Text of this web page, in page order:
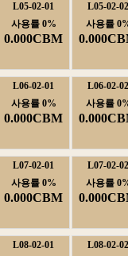
L05-02-01
사용률0%
0.000CBM
L05-02-02
사용률
L06-02-01
사용률0%
0.000CBM
L06-02-02
사용률
L07-02-01
사용률0%
0.000CBM
L07-02-02
사용률
L08-02-01
L08-02-02